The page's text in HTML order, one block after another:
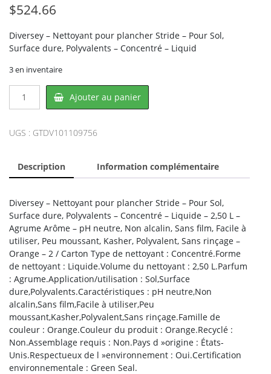
$524.66
Diversey – Nettoyant pour plancher Stride – Pour Sol,
Surface dure, Polyvalents – Concentré – Liquid
3 en inventaire
DV101109756,
Ajouter au panier
UGS : GTDV101109756
Description Information complémentaire
Diversey – Nettoyant pour plancher Stride – Pour Sol,
Surface dure, Polyvalents – Concentré – Liquide – 2,50 L –
Agrume Arôme – pH neutre, Non alcalin, Sans film, Facile à
utiliser, Peu moussant, Kasher, Polyvalent, Sans rinçage –
Orange – 2 / Carton Type de nettoyant : Concentré.Forme
de nettoyant : Liquide.Volume du nettoyant : 2,50 L.Parfum
: Agrume.Application/utilisation : Sol,Surface
dure,Polyvalents.Caractéristiques : pH neutre,Non
alcalin,Sans film,Facile à utiliser,Peu
moussant,Kasher,Polyvalent,Sans rinçage.Famille de
couleur : Orange.Couleur du produit : Orange.Recyclé :
Non.Assemblage requis : Non.Pays d »origine : États-
Unis.Respectueux de l »environnement : Oui.Certification
environnementale : Green Seal.